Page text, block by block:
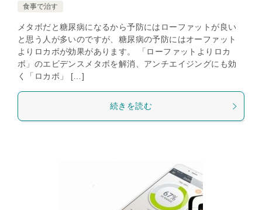
食事で治す
メタボだと糖尿病になるから予防にはローファットが良い
と思う人が多いのですが、糖尿病の予防にはオーファット
よりロカボが効果があります。 「ローファットよりロカ
ボ」のエビデンスメタボを解消、アンチエイジングにも効
く「ロカボ」 […]
続きを読む